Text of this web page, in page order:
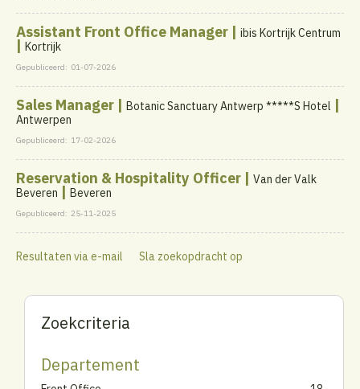
Assistant Front Office Manager | ibis Kortrijk Centrum
| Kortrijk
Gepubliceerd: 01-07-2026
Sales Manager | Botanic Sanctuary Antwerp *****S Hotel |
Antwerpen
Gepubliceerd: 17-02-2026
Reservation & Hospitality Officer | Van der Valk
Beveren | Beveren
Gepubliceerd: 25-11-2025
Resultaten via e-mail Sla zoekopdracht op
Zoekcriteria
Departement